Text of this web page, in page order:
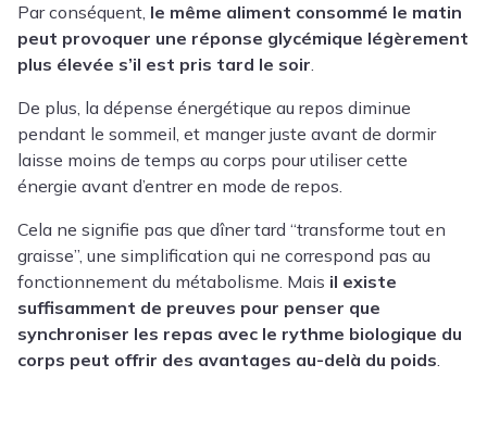
Par conséquent, le même aliment consommé le matin
peut provoquer une réponse glycémique légèrement
plus élevée s’il est pris tard le soir.
De plus, la dépense énergétique au repos diminue
pendant le sommeil, et manger juste avant de dormir
laisse moins de temps au corps pour utiliser cette
énergie avant d’entrer en mode de repos.
Cela ne signifie pas que dîner tard “transforme tout en
graisse”, une simplification qui ne correspond pas au
fonctionnement du métabolisme. Mais il existe
suffisamment de preuves pour penser que
synchroniser les repas avec le rythme biologique du
corps peut offrir des avantages au-delà du poids.